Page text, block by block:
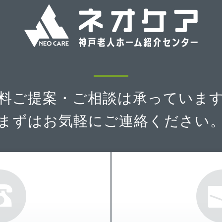
ご提案・ご相談は承っていま
ずはお気軽に ご連絡ください